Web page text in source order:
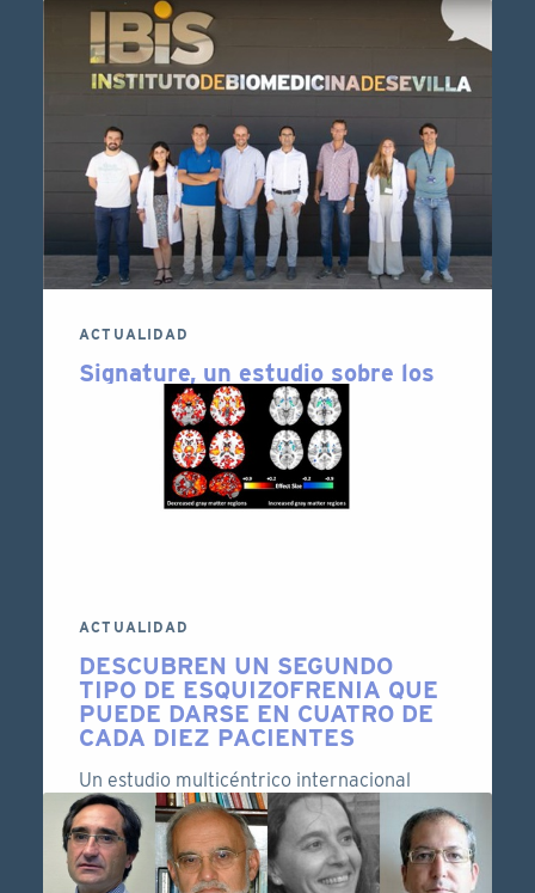
• Uno de cada cinco pacientes (21,9%)
desarrollaron hígado graso en los 3
primeros años desde el debut de su primer
episodio psicótico, según un estudio en el
6 DE SEPTIEMBRE DE 2022 LEER MÁS
ACTUALIDAD
Signature, un estudio sobre los
efectos del Covid-19 en
embarazadas y recién nacidos
Durante el desarrollo dle proyecto, se
estudiará el riesgo de alteraciones del
neurodesarrollo en recién nacidos de
ACTUALIDAD
DESCUBREN UN SEGUNDO
TIPO DE ESQUIZOFRENIA QUE
PUEDE DARSE EN CUATRO DE
CADA DIEZ PACIENTES
Un estudio multicéntrico internacional
señala que, en el 30% de los casos, los
pacientes no presentan los cambios en la
anatomía del cere...